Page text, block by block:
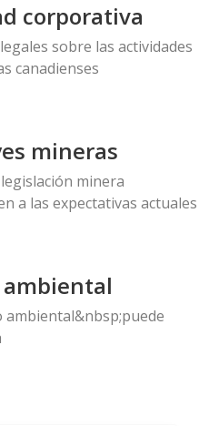
Indígenas y
evidenciar
Inc. que cierre
Larga en Ecuador
corporativa
sobre las actividades
canadienses
mineras
minera
a las expectativas actuales